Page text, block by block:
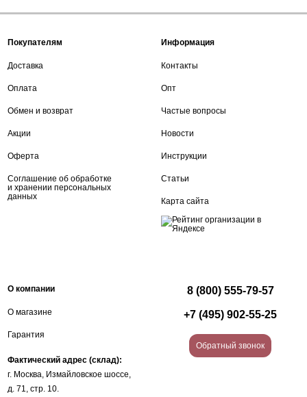
Покупателям
Доставка
Оплата
Обмен и возврат
Акции
Оферта
Соглашение об обработке
и хранении персональных
данных
Информация
Контакты
Опт
Частые вопросы
Новости
Инструкции
Статьи
Карта сайта
О компании
О магазине
Гарантия
Фактический адрес (склад):
г. Москва, Измайловское шоссе,
д. 71, стр. 10.
8 (800) 555-79-57
+7 (495) 902-55-25
Обратный звонок